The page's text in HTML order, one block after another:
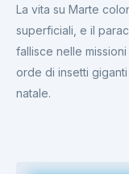
La vita su Marte
superficiali, e il
fallisce nelle
orde di insetti
natale.